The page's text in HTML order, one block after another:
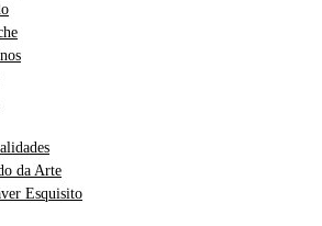
da Arte
Esquisito